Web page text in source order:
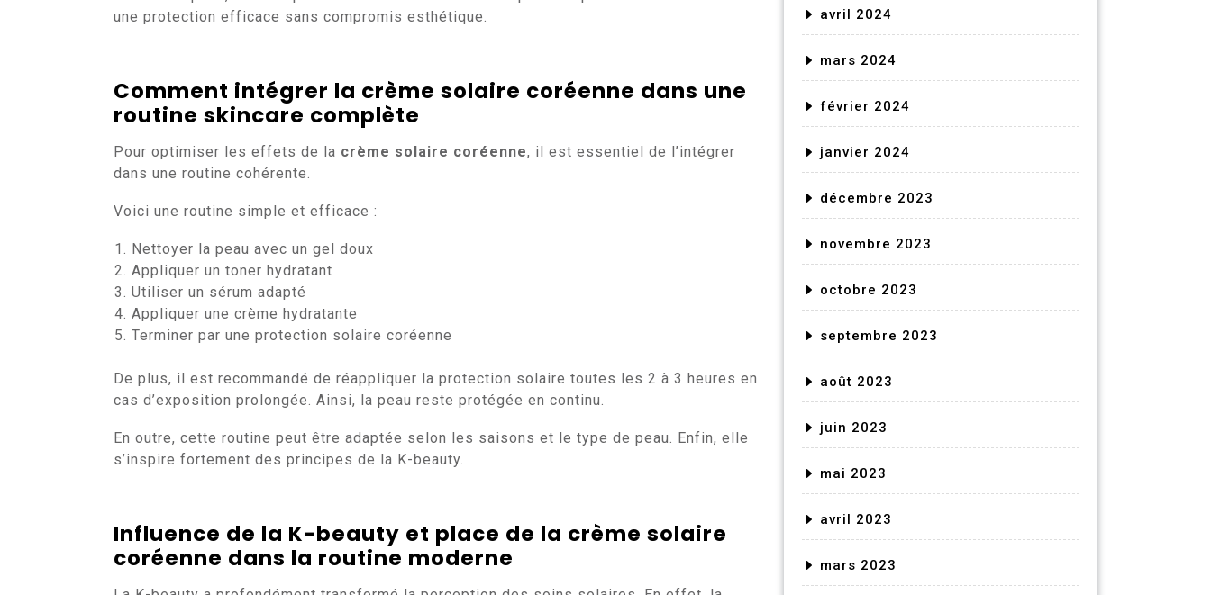
une protection efficace sans compromis esthétique.
Comment intégrer la crème solaire coréenne dans une
routine skincare complète
Pour optimiser les effets de la crème solaire coréenne, il est essentiel de l’intégrer
dans une routine cohérente.
Voici une routine simple et efficace :
Nettoyer la peau avec un gel doux
Appliquer un toner hydratant
Utiliser un sérum adapté
Appliquer une crème hydratante
Terminer par une protection solaire coréenne
De plus, il est recommandé de réappliquer la protection solaire toutes les 2 à 3 heures en
cas d’exposition prolongée. Ainsi, la peau reste protégée en continu.
En outre, cette routine peut être adaptée selon les saisons et le type de peau. Enfin, elle
s’inspire fortement des principes de la K-beauty.
Influence de la K-beauty et place de la crème solaire
coréenne dans la routine moderne
avril 2024
mars 2024
février 2024
janvier 2024
décembre 2023
novembre 2023
octobre 2023
septembre 2023
août 2023
juin 2023
mai 2023
avril 2023
mars 2023